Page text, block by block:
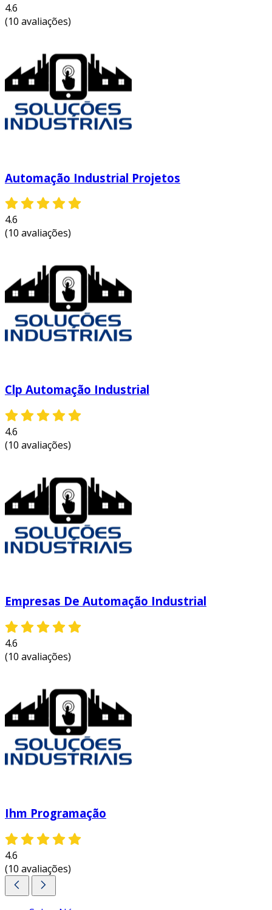
4.6
(10 avaliações)
Automação Industrial Projetos
4.6
(10 avaliações)
Clp Automação Industrial
4.6
(10 avaliações)
Empresas De Automação Industrial
4.6
(10 avaliações)
Ihm Programação
4.6
(10 avaliações)